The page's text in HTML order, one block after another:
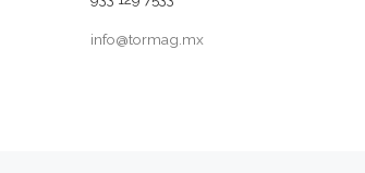
info@tormag.mx